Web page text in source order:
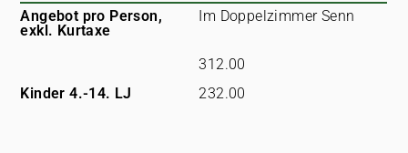
Angebot pro Person,
exkl. Kurtaxe
Im Doppelzimmer Senn
312.00
Kinder 4.-14. LJ
232.00